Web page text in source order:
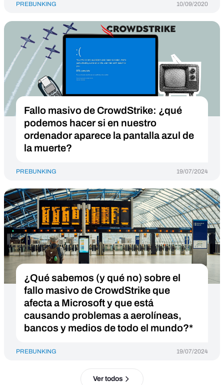
PREBUNKING 10/09/2020
Fallo masivo de CrowdStrike: ¿qué
podemos hacer si en nuestro
ordenador aparece la pantalla azul de
la muerte?
PREBUNKING 19/07/2024
¿Qué sabemos (y qué no) sobre el
fallo masivo de CrowdStrike que
afecta a Microsoft y que está
causando problemas a aerolíneas,
bancos y medios de todo el mundo?*
PREBUNKING 19/07/2024
Ver todos